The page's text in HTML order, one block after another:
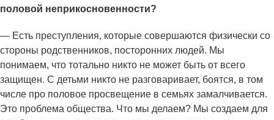
половой неприкосновенности?
— Есть преступления, которые совершаются физически со
стороны родственников, посторонних людей. Мы
понимаем, что тотально никто не может быть от всего
защищен. С детьми никто не разговаривает, боятся, в том
числе про половое просвещение в семьях замалчивается.
Это проблема общества. Что мы делаем? Мы создаем для